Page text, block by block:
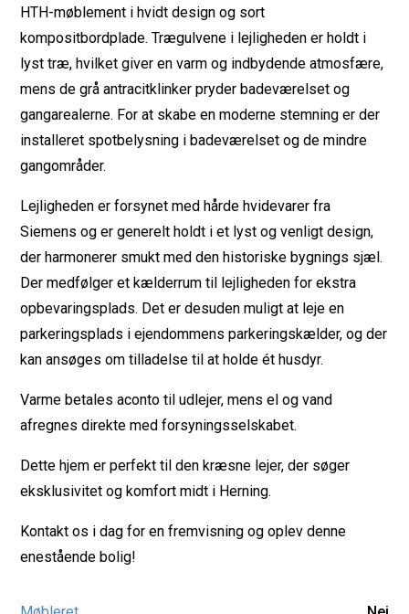
HTH-møblement i hvidt design og sort
kompositbordplade. Trægulvene i lejligheden er holdt i
lyst træ, hvilket giver en varm og indbydende atmosfære,
mens de grå antracitklinker pryder badeværelset og
gangarealerne. For at skabe en moderne stemning er der
installeret spotbelysning i badeværelset og de mindre
gangområder.
Lejligheden er forsynet med hårde hvidevarer fra
Siemens og er generelt holdt i et lyst og venligt design,
der harmonerer smukt med den historiske bygnings sjæl.
Der medfølger et kælderrum til lejligheden for ekstra
opbevaringsplads. Det er desuden muligt at leje en
parkeringsplads i ejendommens parkeringskælder, og der
kan ansøges om tilladelse til at holde ét husdyr.
Varme betales aconto til udlejer, mens el og vand
afregnes direkte med forsyningsselskabet.
Dette hjem er perfekt til den kræsne lejer, der søger
eksklusivitet og komfort midt i Herning.
Kontakt os i dag for en fremvisning og oplev denne
enestående bolig!